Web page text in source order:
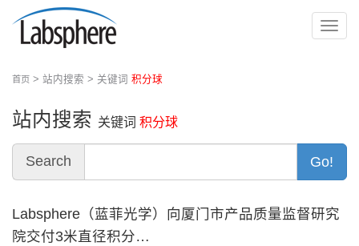
切
首页 > 站内搜索 > 关键词 积分球
站内搜索 关键词 积分球
Search Go!
Labsphere（蓝菲光学）向厦门市产品质量监督研究
院交付3米直径积分…